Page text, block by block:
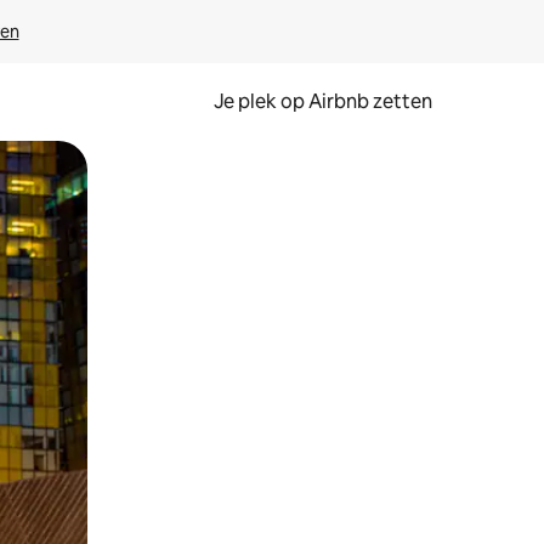
Je plek op Airbnb zetten
of swipen.